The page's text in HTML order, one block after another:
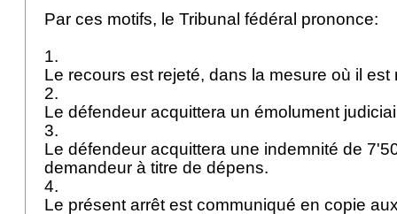
Par ces motifs, le Tribunal fédéral prononce:
1.
Le recours est rejeté, dans la mesure où il
2.
Le défendeur acquittera un émolument
3.
Le défendeur acquittera une indemnité de
demandeur à titre de dépens.
4.
Le présent arrêt est communiqué en copie